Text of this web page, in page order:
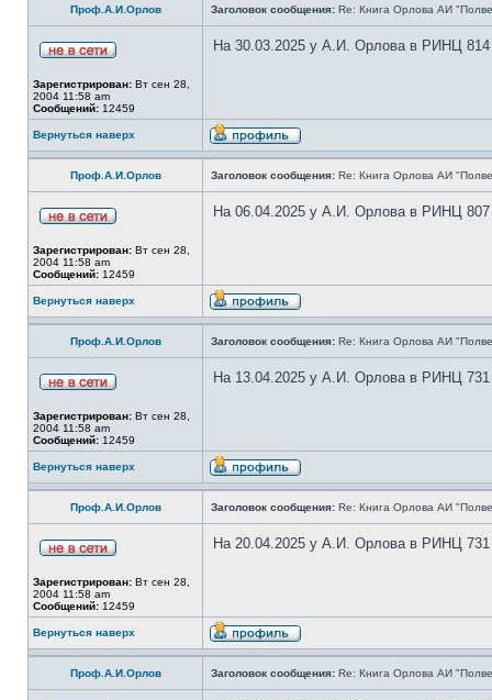
Проф.А.И.Орлов Заголовок сообщения: Re: Книга Орлова АИ
Зарегистрирован: Вт сен 28,
2004 11:58 am
Сообщений: 12459
На 30.03.2025 у А.И. Орлова в РИНЦ 814
Вернуться наверх
Проф.А.И.Орлов Заголовок сообщения: Re: Книга Орлова АИ
Зарегистрирован: Вт сен 28,
2004 11:58 am
Сообщений: 12459
На 06.04.2025 у А.И. Орлова в РИНЦ 807
Вернуться наверх
Проф.А.И.Орлов Заголовок сообщения: Re: Книга Орлова АИ
Зарегистрирован: Вт сен 28,
2004 11:58 am
Сообщений: 12459
На 13.04.2025 у А.И. Орлова в РИНЦ 731
Вернуться наверх
Проф.А.И.Орлов Заголовок сообщения: Re: Книга Орлова АИ
Зарегистрирован: Вт сен 28,
2004 11:58 am
Сообщений: 12459
На 20.04.2025 у А.И. Орлова в РИНЦ 731
Вернуться наверх
Проф.А.И.Орлов Заголовок сообщения: Re: Книга Орлова АИ